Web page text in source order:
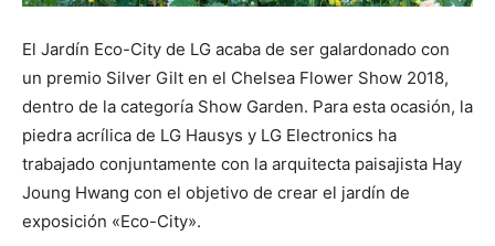
El Jardín Eco-City de LG acaba de ser galardonado con
un premio Silver Gilt en el Chelsea Flower Show 2018,
dentro de la categoría Show Garden. Para esta ocasión, la
piedra acrílica de LG Hausys y LG Electronics ha
trabajado conjuntamente con la arquitecta paisajista Hay
Joung Hwang con el objetivo de crear el jardín de
exposición «Eco-City».